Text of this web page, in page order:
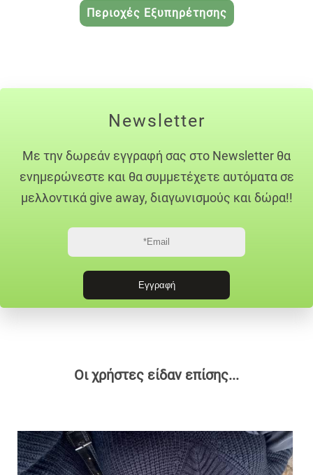
Περιοχές Εξυπηρέτησης
Newsletter
Με την δωρεάν εγγραφή σας στο Newsletter θα
ενημερώνεστε και θα συμμετέχετε αυτόματα σε
μελλοντικά give away, διαγωνισμούς και δώρα!!
Οι χρήστες είδαν επίσης...